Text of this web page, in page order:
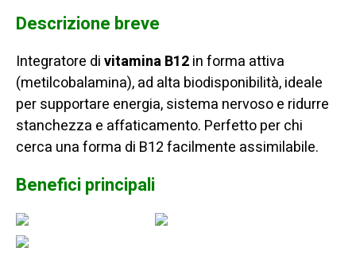
Descrizione breve
Integratore divitamina B12in forma attiva
(metilcobalamina), ad alta biodisponibilità, ideale
per supportare energia, sistema nervoso e ridurre
stanchezza e affaticamento. Perfetto per chi
cerca una forma di B12 facilmente assimilabile.
Benefici principali